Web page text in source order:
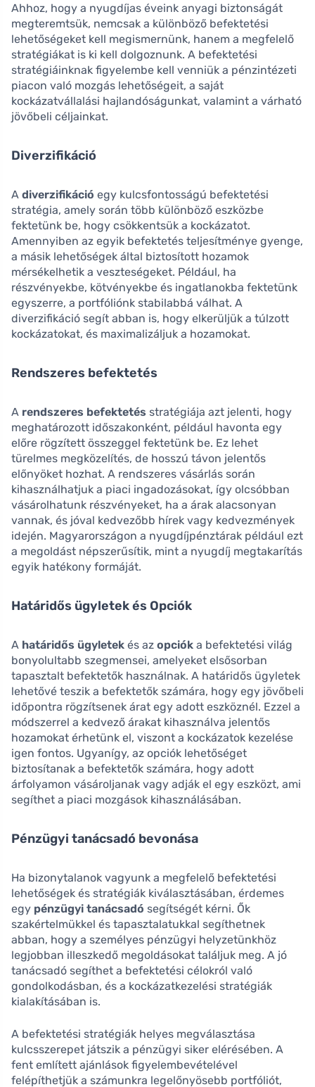
Ahhoz, hogy a nyugdíjas éveink anyagi biztonságát
megteremtsük, nemcsak a különböző befektetési
lehetőségeket kell megismernünk, hanem a megfelelő
stratégiákat is ki kell dolgoznunk. A befektetési
stratégiáinknak figyelembe kell venniük a pénzintézeti
piacon való mozgás lehetőségeit, a saját
kockázatvállalási hajlandóságunkat, valamint a várható
jövőbeli céljainkat.
Diverzifikáció
A diverzifikáció egy kulcsfontosságú befektetési
stratégia, amely során több különböző eszközbe
fektetünk be, hogy csökkentsük a kockázatot.
Amennyiben az egyik befektetés teljesítménye gyenge,
a másik lehetőségek által biztosított hozamok
mérsékelhetik a veszteségeket. Például, ha
részvényekbe, kötvényekbe és ingatlanokba fektetünk
egyszerre, a portfóliónk stabilabbá válhat. A
diverzifikáció segít abban is, hogy elkerüljük a túlzott
kockázatokat, és maximalizáljuk a hozamokat.
Rendszeres befektetés
A rendszeres befektetés stratégiája azt jelenti, hogy
meghatározott időszakonként, például havonta egy
előre rögzített összeggel fektetünk be. Ez lehet
türelmes megközelítés, de hosszú távon jelentős
előnyöket hozhat. A rendszeres vásárlás során
kihasználhatjuk a piaci ingadozásokat, így olcsóbban
vásárolhatunk részvényeket, ha a árak alacsonyan
vannak, és jóval kedvezőbb hírek vagy kedvezmények
idején. Magyarországon a nyugdíjpénztárak például ezt
a megoldást népszerűsítik, mint a nyugdíj megtakarítás
egyik hatékony formáját.
Határidős ügyletek és Opciók
A határidős ügyletek és az opciók a befektetési világ
bonyolultabb szegmensei, amelyeket elsősorban
tapasztalt befektetők használnak. A határidős ügyletek
lehetővé teszik a befektetők számára, hogy egy jövőbeli
időpontra rögzítsenek árat egy adott eszköznél. Ezzel a
módszerrel a kedvező árakat kihasználva jelentős
hozamokat érhetünk el, viszont a kockázatok kezelése
igen fontos. Ugyanígy, az opciók lehetőséget
biztosítanak a befektetők számára, hogy adott
árfolyamon vásároljanak vagy adják el egy eszközt, ami
segíthet a piaci mozgások kihasználásában.
Pénzügyi tanácsadó bevonása
Ha bizonytalanok vagyunk a megfelelő befektetési
lehetőségek és stratégiák kiválasztásában, érdemes
egy pénzügyi tanácsadó segítségét kérni. Ők
szakértelmükkel és tapasztalatukkal segíthetnek
abban, hogy a személyes pénzügyi helyzetünkhöz
legjobban illeszkedő megoldásokat találjuk meg. A jó
tanácsadó segíthet a befektetési célokról való
gondolkodásban, és a kockázatkezelési stratégiák
kialakításában is.
A befektetési stratégiák helyes megválasztása
kulcsszerepet játszik a pénzügyi siker elérésében. A
fent említett ajánlások figyelembevételével
felépíthetjük a számunkra legelőnyösebb portfóliót,